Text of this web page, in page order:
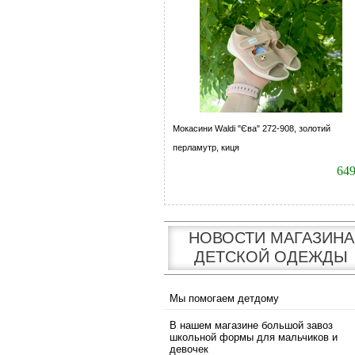
Мокасини Waldi "Єва" 272-908, золотий
перламутр, киця
НОВОСТИ МАГАЗИНА
ДЕТСКОЙ ОДЕЖДЫ
Мы помогаем детдому
В нашем магазине большой завоз
школьной формы для мальчиков и
девочек